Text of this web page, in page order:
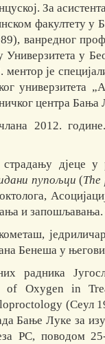
За
факултету у
ванредног
у
је
универзитета
центра Бања
2012.
дјеце
пупољци (The
и
Бенеша у
радника
of Oxygen in
(Сеул
Бање Луке за
РС, поводом